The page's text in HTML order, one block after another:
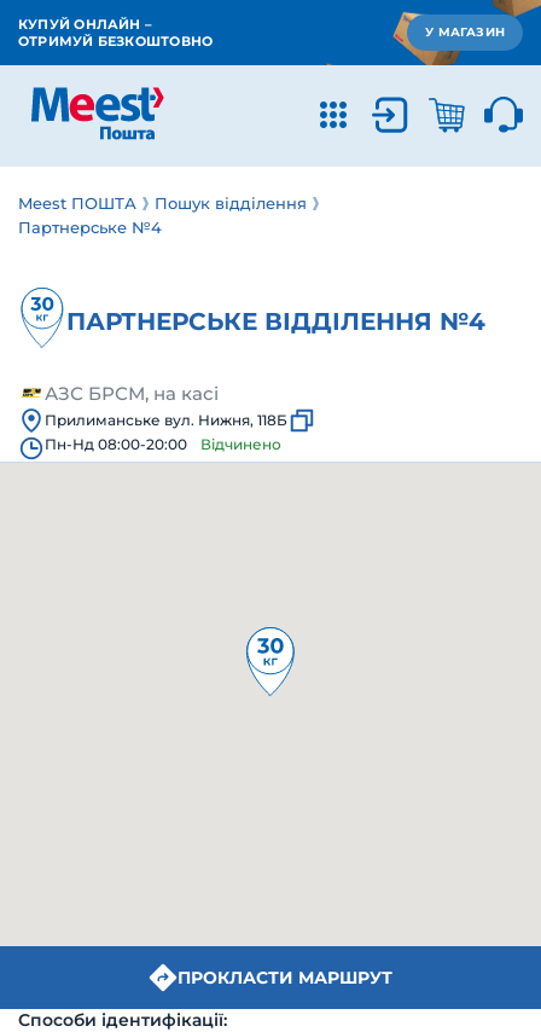
КУПУЙ ОНЛАЙН –
ОТРИМУЙ БЕЗКОШТОВНО
У МАГАЗИН
Meest ПОШТА
Пошук відділення
Партнерське №4
ПАРТНЕРСЬКЕ ВІДДІЛЕННЯ №4
АЗС БРСМ, на касі
Прилиманське вул. Нижня, 118Б
Пн-Нд 08:00-20:00
Відчинено
ПРОКЛАСТИ МАРШРУТ
Способи ідентифікації: